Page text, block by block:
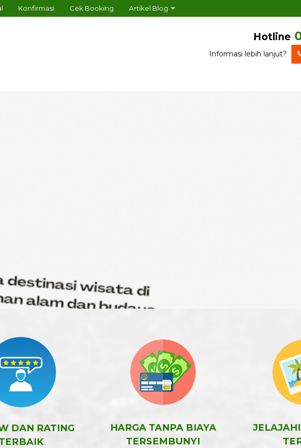
Konfirmasi Cek Booking Artikel Blog
Hotline
Informasi lebih lanjut?
DAN RATING
HARGA TANPA BIAYA
TERSEMBUNYI